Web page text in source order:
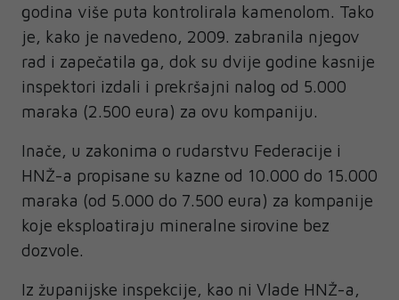
godina više puta kontrolirala kamenolom. Tako
je, kako je navedeno, 2009. zabranila njegov
rad i zapečatila ga, dok su dvije godine kasnije
inspektori izdali i prekršajni nalog od 5.000
maraka (2.500 eura) za ovu kompaniju.
Inače, u zakonima o rudarstvu Federacije i
HNŽ-a propisane su kazne od 10.000 do 15.000
maraka (od 5.000 do 7.500 eura) za kompanije
koje eksploatiraju mineralne sirovine bez
dozvole.
Iz županijske inspekcije, kao ni Vlade HNŽ-a,